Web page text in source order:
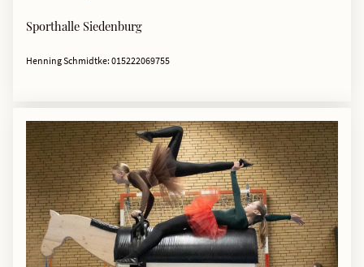
Sporthalle Siedenburg
Henning Schmidtke: 015222069755